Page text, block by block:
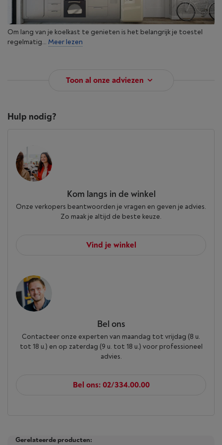
Om lang van je koelkast te genieten is het belangrijk je toestel
regelmatig... Meer lezen
Toon al onze adviezen
Hulp nodig?
Kom langs in de winkel
Onze verkopers beantwoorden je vragen en geven je advies.
Zo maak je altijd de beste keuze.
Vind je winkel
Bel ons
Contacteer onze experten van maandag tot vrijdag (8 u.
tot 18 u.) en op zaterdag (9 u. tot 18 u.) voor professioneel
advies.
Bel ons: 02/334.00.00
Gerelateerde producten: